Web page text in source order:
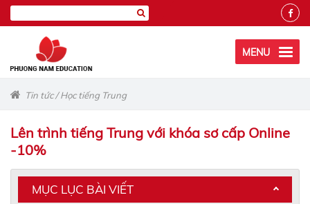
MENU
Tin tức/Học tiếng Trung
Lên trình tiếng Trung với khóa sơ cấp Online
-10%
MỤC LỤC BÀI VIẾT